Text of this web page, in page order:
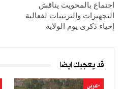
اجتماع بالمحويت يناقش
التجهيزات والترتيبات لفعالية
إحياء ذكرى يوم الولاية
قد يعجبك ايضا
-عربي